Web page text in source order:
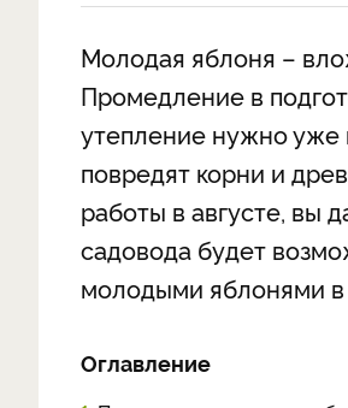
Молодая яблоня –
Промедление в
утепление нужно уже
повредят корни и
работы в августе, вы
садовода будет
молодыми яблонями в
Оглавление